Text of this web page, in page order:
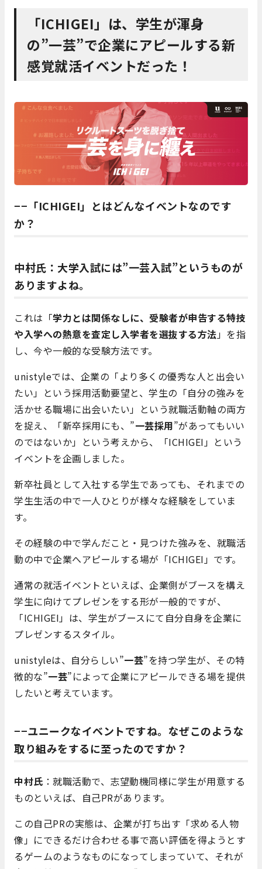
「ICHIGEI」は、学生が渾身
の”一芸”で企業にアピールする新
感覚就活イベントだった！
−−「ICHIGEI」とはどんなイベントなのです
か？
中村氏 ：大学入試には”一芸入試”というものが
ありますよね。
これは「学力とは関係なしに、受験者が申告する特技
や入学への熱意を査定し入学者を選抜する方法」を指
し、今や一般的な受験方法です。
unistyleでは、企業の「より多くの優秀な人と出会い
たい」という採用活動要望と、学生の「自分の強みを
活かせる職場に出会いたい」という就職活動軸の両方
を捉え、「新卒採用にも、”一芸採用”があってもいい
のではないか」という考えから、「ICHIGEI」という
イベントを企画しました。
新卒社員として入社する学生であっても、それまでの
学生生活の中で一人ひとりが様々な経験をしていま
す。
その経験の中で学んだこと・見つけた強みを、就職活
動の中で企業へアピールする場が「ICHIGEI」です。
通常の就活イベントといえば、企業側がブースを構え
学生に向けてプレゼンをする形が一般的ですが、
「ICHIGEI」は、学生がブースにて自分自身を企業に
プレゼンするスタイル。
unistyleは、自分らしい”一芸”を持つ学生が、その特
徴的な”一芸”によって企業にアピールできる場を提供
したいと考えています。
−−ユニークなイベントですね。なぜこのような
取り組みをするに至ったのですか？
中村氏 ：就職活動で、志望動機同様に学生が用意する
ものといえば、 自己PRがあります。
この自己PRの実態は、企業が打ち出す「求める人物
像」にできるだけ合わせる事で高い評価を得ようとす
るゲームのようなものになってしまっていて、それが